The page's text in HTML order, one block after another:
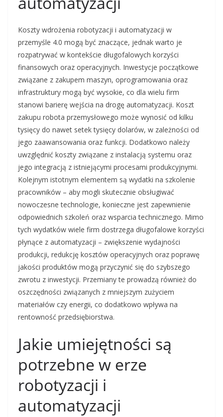
Koszty wdrożenia robotyzacji i automatyzacji w
przemyśle 4.0 mogą być znaczące, jednak warto je
rozpatrywać w kontekście długofalowych korzyści
finansowych oraz operacyjnych. Inwestycje początkowe
związane z zakupem maszyn, oprogramowania oraz
infrastruktury mogą być wysokie, co dla wielu firm
stanowi barierę wejścia na drogę automatyzacji. Koszt
zakupu robota przemysłowego może wynosić od kilku
tysięcy do nawet setek tysięcy dolarów, w zależności od
jego zaawansowania oraz funkcji. Dodatkowo należy
uwzględnić koszty związane z instalacją systemu oraz
jego integracją z istniejącymi procesami produkcyjnymi.
Kolejnym istotnym elementem są wydatki na szkolenie
pracowników – aby mogli skutecznie obsługiwać
nowoczesne technologie, konieczne jest zapewnienie
odpowiednich szkoleń oraz wsparcia technicznego. Mimo
tych wydatków wiele firm dostrzega długofalowe korzyści
płynące z automatyzacji – zwiększenie wydajności
produkcji, redukcję kosztów operacyjnych oraz poprawę
jakości produktów mogą przyczynić się do szybszego
zwrotu z inwestycji. Przemiany te prowadzą również do
oszczędności związanych z mniejszym zużyciem
materiałów czy energii, co dodatkowo wpływa na
rentowność przedsiębiorstwa.
Jakie umiejętności są
potrzebne w erze
robotyzacji i
automatyzacji